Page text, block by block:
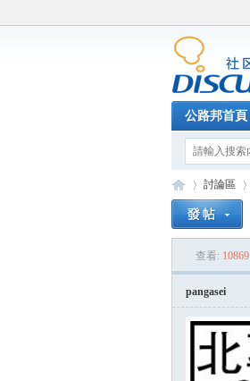
公路邦首頁
討論區
›
查看: 10869
pangasei